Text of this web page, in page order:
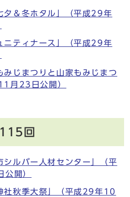
＆冬ホタル」（平成29年
ティナース」（平成29年
じまつりと山家もみじまつ
月23日公開）
回
ルバー人材センター」（平
開）
社秋季大祭」（平成29年10